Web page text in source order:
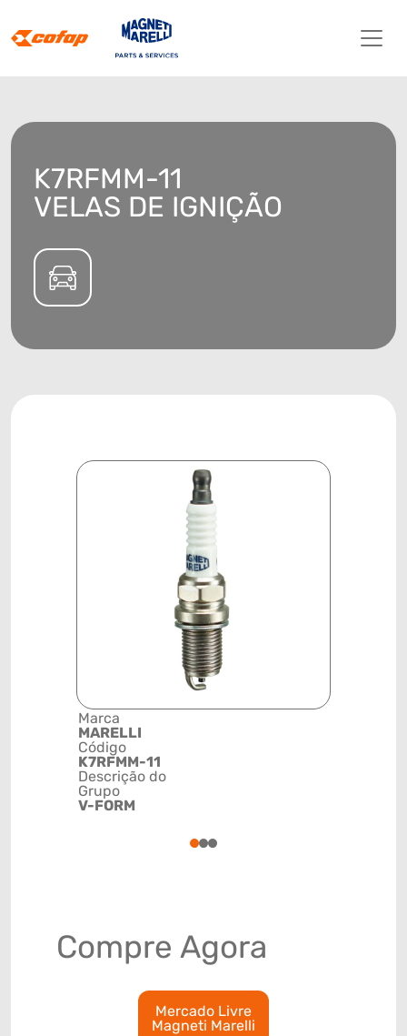
K7RFMM-11
VELAS DE IGNIÇÃO
Marca
MARELLI
Código
K7RFMM-11
Descrição do
Grupo
V-FORM
123
Compre Agora
Mercado Livre
Magneti Marelli